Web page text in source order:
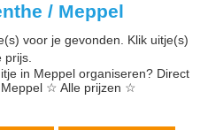
/ Meppel
voor je gevonden. Klik uitje(s)
in Meppel organiseren? Direct
☆ Alle prijzen ☆